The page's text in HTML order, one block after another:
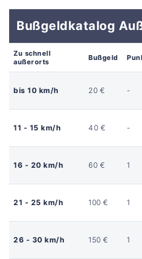
Bußgeldkatalog
Zu schnell
außerorts
Bußgeld
bis 10 km/h 20 € -
11 - 15 km/h 40 € -
16 - 20 km/h 60 € 1
21 - 25 km/h 100 € 1
26 - 30 km/h 150 € 1